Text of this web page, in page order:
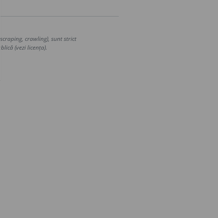
crawling), sunt strict
(vezi licența).